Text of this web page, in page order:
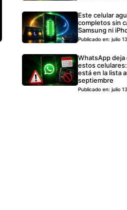
Este celular
completos sin
Samsung ni
Publicado en: julio
WhatsApp
estos
está en la lista
septiembre
Publicado en: julio